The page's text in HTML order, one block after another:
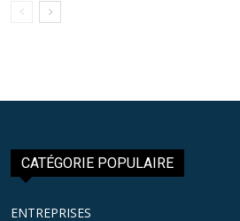
CATÉGORIE POPULAIRE
ENTREPRISES